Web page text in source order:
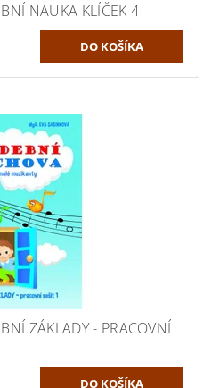
NAUKA KLÍČEK 4
ZÁKLADY - PRACOVNÍ